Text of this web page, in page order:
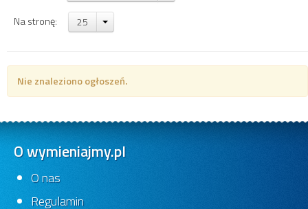
Na stronę: 25
Nie znaleziono ogłoszeń.
O wymieniajmy.pl
O nas
Regulamin